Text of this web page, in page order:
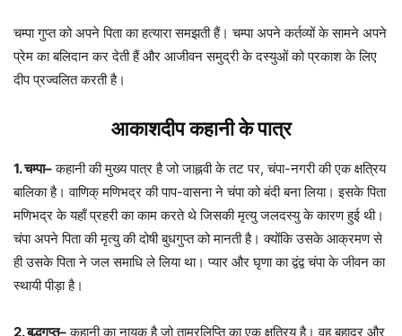
चम्पा गुप्त को अपने पिता का हत्यारा समझती हैं। चम्पा अपने कर्तव्यों के सामने अपने
प्रेम का बलिदान कर देती हैं और आजीवन समुद्री के दस्युओं को प्रकाश के लिए
दीप प्रज्वलित करती है।
आकाशदीप कहानी के पात्र
1. चम्पा–कहानी की मुख्य पात्र है जो जाह्नवी के तट पर, चंपा-नगरी की एक क्षत्रिय
बालिका है। वाणिक् मणिभद्र की पाप-वासना ने चंपा को बंदी बना लिया। इसके पिता
मणिभद्र के यहाँ प्रहरी का काम करते थे जिसकी मृत्यु जलदस्यु के कारण हुई थी।
चंपा अपने पिता की मृत्यु की दोषी बुधगुप्त को मानती है। क्योंकि उसके आक्रमण से
ही उसके पिता ने जल समाधि ले लिया था। प्यार और घृणा का द्वंद्व चंपा के जीवन का
स्थायी पीड़ा है।
2. बुद्धगुप्त–कहानी का नायक है जो ताम्रलिप्ति का एक क्षत्रिय है। वह बहादुर और